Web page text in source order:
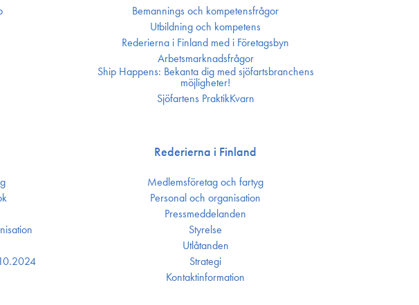
Bemannings och kompetens­frågor
Utbildning och kompetens
Rederierna i Finland med i Företagsbyn
Arbetsmarknadsfrågor
Ship Happens: Bekanta dig med sjöfartsbranchens
möjligheter!
Sjöfartens PraktikKvarn
Rederierna i Finland
Medlemsföretag och fartyg
Personal och organisation
Press­meddelanden
Styrelse
Utlåtanden
Strategi
Kontakt­information